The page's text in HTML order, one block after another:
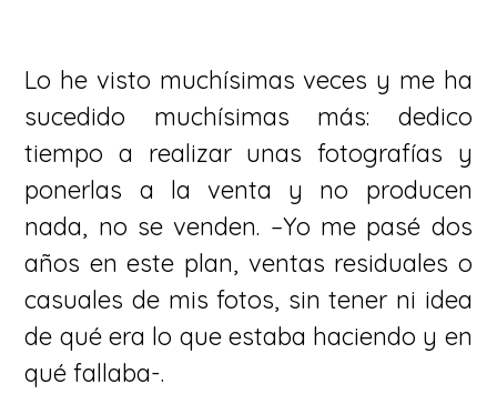
Lo he visto muchísimas veces y me ha
sucedido muchísimas más: dedico
tiempo a realizar unas fotografías y
ponerlas a la venta y no producen
nada, no se venden. –Yo me pasé dos
años en este plan, ventas residuales o
casuales de mis fotos, sin tener ni idea
de qué era lo que estaba haciendo y en
qué fallaba-.